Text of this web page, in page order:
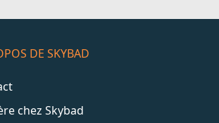
DE SKYBAD
chez Skybad